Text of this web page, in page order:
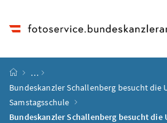
Startseite
…
Bundeskanzler Schallenberg besucht die
Samstagsschule
Bundeskanzler Schallenberg besucht die